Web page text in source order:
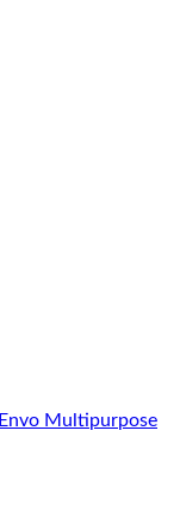
Envo Multipurpose